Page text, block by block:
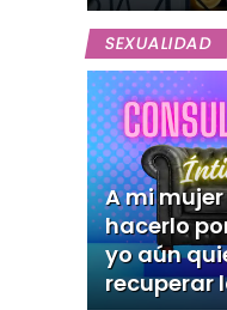
SEXUALIDAD
A mi
hacerlo
yo aún
recuperar